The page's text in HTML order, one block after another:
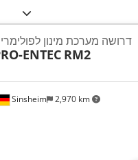
Sinsheim 2,970 km
דרושה מערכת מינון
ENTEC RM2